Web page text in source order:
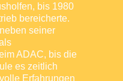
bis 1980
bereicherte.
seiner
ADAC, bis die
es zeitlich
Erfahrungen